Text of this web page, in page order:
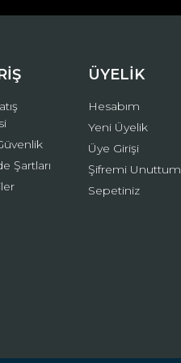
Şartları
ÜYELİK
Hesabım
Yeni Üyelik
Üye Girişi
Şifremi Unuttum
Sepetiniz